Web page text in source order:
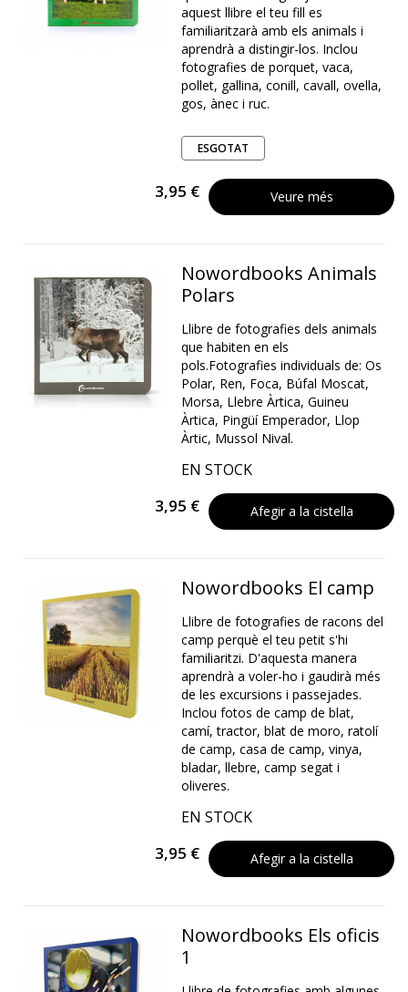
aquest llibre el teu fill es
familiaritzarà amb els animals i
aprendrà a distingir-los. Inclou
fotografies de porquet, vaca,
pollet, gallina, conill, cavall, ovella,
gos, ànec i ruc.
ESGOTAT
3,95 € Veure més
Nowordbooks Animals
Polars
Llibre de fotografies dels animals
que habiten en els
pols.Fotografies individuals de: Os
Polar, Ren, Foca, Búfal Moscat,
Morsa, Llebre Àrtica, Guineu
Àrtica, Pingüí Emperador, Llop
Àrtic, Mussol Nival.
EN STOCK
3,95 € Afegir a la cistella
Nowordbooks El camp
Llibre de fotografies de racons del
camp perquè el teu petit s'hi
familiaritzi. D'aquesta manera
aprendrà a voler-ho i gaudirà més
de les excursions i passejades.
Inclou fotos de camp de blat,
camí, tractor, blat de moro, ratolí
de camp, casa de camp, vinya,
bladar, llebre, camp segat i
oliveres.
EN STOCK
3,95 € Afegir a la cistella
Nowordbooks Els oficis
1